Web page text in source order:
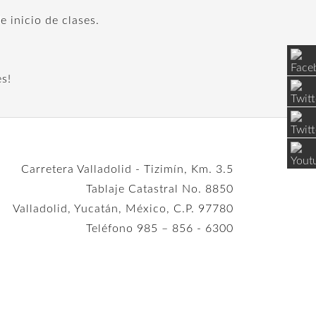
inicio de clases.
Carretera Valladolid - Tizimín, Km. 3.5
Tablaje Catastral No. 8850
Valladolid, Yucatán, México, C.P. 97780
Teléfono 985 – 856 - 6300